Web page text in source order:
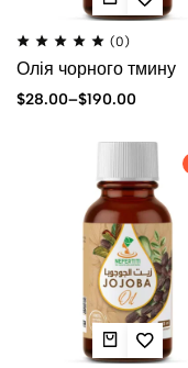
(0)
Олія чорного тмину
$28.00–$190.00